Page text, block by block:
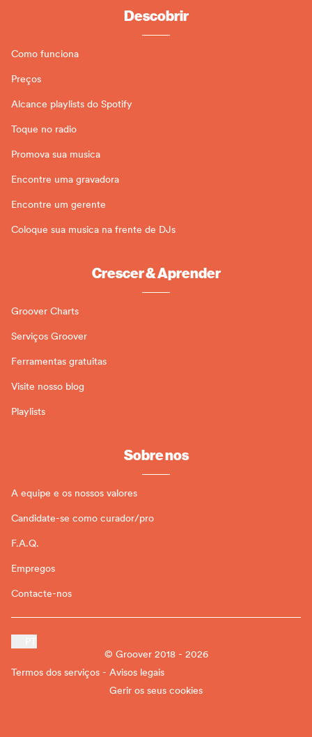
Descobrir
Como funciona
Preços
Alcance playlists do Spotify
Toque no radio
Promova sua musica
Encontre uma gravadora
Encontre um gerente
Coloque sua musica na frente de DJs
Crescer & Aprender
Groover Charts
Serviços Groover
Ferramentas gratuitas
Visite nosso blog
Playlists
Sobre nos
A equipe e os nossos valores
Candidate-se como curador/pro
F.A.Q.
Empregos
Contacte-nos
© Groover 2018 - 2026
Termos dos serviços - Avisos legais
Gerir os seus cookies